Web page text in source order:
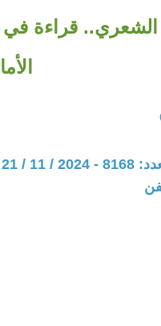
الشعري.. قراءة في
- 20:50